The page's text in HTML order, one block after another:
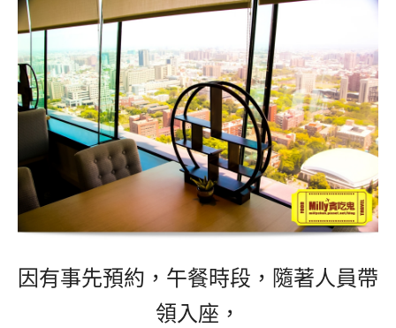
因有事先預約，午餐時段，隨著人員帶
領入座，